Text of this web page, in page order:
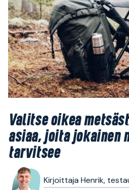
Valitse oikea
asiaa, joita jokainen
tarvitsee
Kirjoittaja Henrik,